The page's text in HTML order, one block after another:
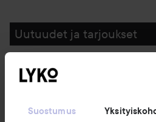
Suostumus
Uutuudet ja tarjoukset
Seuraa meitä
Asiakaspalvelu